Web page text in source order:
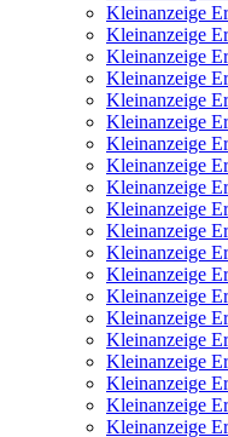
Kleinanzeige
Kleinanzeige
Kleinanzeige
Kleinanzeige
Kleinanzeige
Kleinanzeige
Kleinanzeige
Kleinanzeige
Kleinanzeige
Kleinanzeige
Kleinanzeige
Kleinanzeige
Kleinanzeige
Kleinanzeige
Kleinanzeige
Kleinanzeige
Kleinanzeige
Kleinanzeige
Kleinanzeige
Kleinanzeige